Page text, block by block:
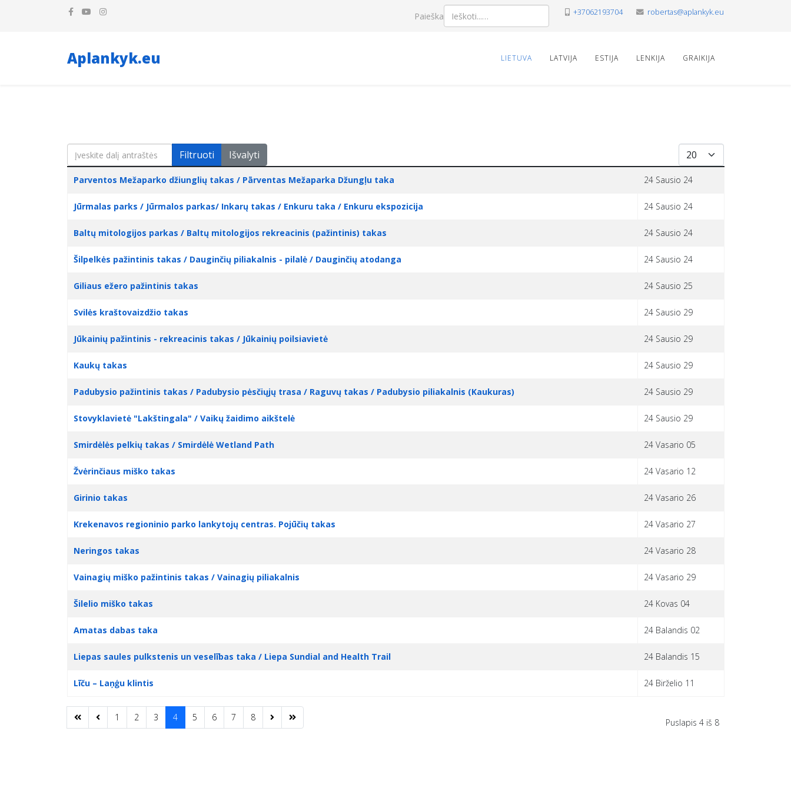
Paieška +37062193704 robertas@aplankyk.eu
Aplankyk.eu LIETUVA LATVIJA ESTIJA LENKIJA GRAIKIJA
Įveskite dalį antraštės Filtruoti Išvalyti Rodyti po
Pavadinimas Sukūrimo data
Parventos Mežaparko džiunglių takas / Pārventas Mežaparka Džungļu taka 24 Sausio 24
Jūrmalas parks / Jūrmalos parkas/ Inkarų takas / Enkuru taka / Enkuru ekspozicija 24 Sausio 24
Baltų mitologijos parkas / Baltų mitologijos rekreacinis (pažintinis) takas 24 Sausio 24
Šilpelkės pažintinis takas / Dauginčių piliakalnis - pilalė / Dauginčių atodanga 24 Sausio 24
Giliaus ežero pažintinis takas 24 Sausio 25
Svilės kraštovaizdžio takas 24 Sausio 29
Jūkainių pažintinis - rekreacinis takas / Jūkainių poilsiavietė 24 Sausio 29
Kaukų takas 24 Sausio 29
Padubysio pažintinis takas / Padubysio pėsčiųjų trasa / Raguvų takas / Padubysio piliakalnis (Kaukuras) 24 Sausio 29
Stovyklavietė "Lakštingala" / Vaikų žaidimo aikštelė 24 Sausio 29
Smirdėlės pelkių takas / Smirdėlė Wetland Path 24 Vasario 05
Žvėrinčiaus miško takas 24 Vasario 12
Girinio takas 24 Vasario 26
Krekenavos regioninio parko lankytojų centras. Pojūčių takas 24 Vasario 27
Neringos takas 24 Vasario 28
Vainagių miško pažintinis takas / Vainagių piliakalnis 24 Vasario 29
Šilelio miško takas 24 Kovas 04
Amatas dabas taka 24 Balandis 02
Liepas saules pulkstenis un veselības taka / Liepa Sundial and Health Trail 24 Balandis 15
Līču – Laņģu klintis 24 Birželio 11
Puslapis 4 iš 8
1 2 3 4 5 6 7 8